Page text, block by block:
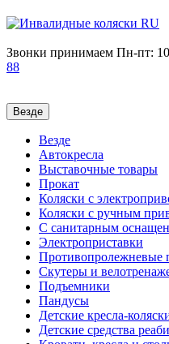
Звонки принимаем Пн-пт:
88
Везде
Везде
Автокресла
Выставочные товары
Прокат
Коляски с
Коляски с ручным
С санитарным
Электроприставки
Противопролежневые
Скутеры и
Подъемники
Пандусы
Детские кресла-
Детские средства